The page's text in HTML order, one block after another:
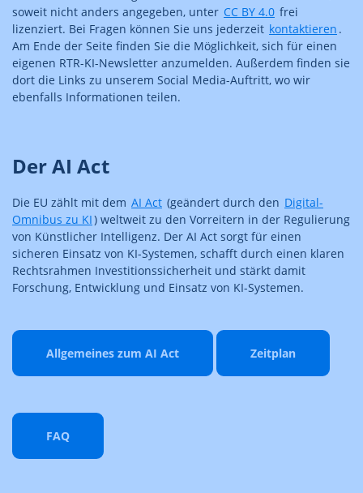
soweit nicht anders angegeben, unter CC BY 4.0 frei
lizenziert. Bei Fragen können Sie uns jederzeit kontaktieren .
Am Ende der Seite finden Sie die Möglichkeit, sich für einen
eigenen RTR-KI-Newsletter anzumelden. Außerdem finden sie
dort die Links zu unserem Social Media-Auftritt, wo wir
ebenfalls Informationen teilen.
Der AI Act
Die EU zählt mit dem AI Act (geändert durch den Digital-
Omnibus zu KI) weltweit zu den Vorreitern in der Regulierung
von Künstlicher Intelligenz. Der AI Act sorgt für einen
sicheren Einsatz von KI-Systemen, schafft durch einen klaren
Rechtsrahmen Investitionssicherheit und stärkt damit
Forschung, Entwicklung und Einsatz von KI-Systemen.
Allgemeines zum AI Act Zeitplan
FAQ